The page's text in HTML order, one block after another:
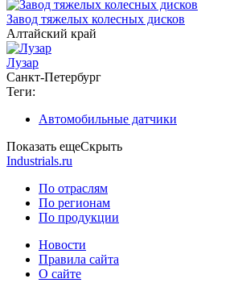
Завод тяжелых колесных дисков
Алтайский край
Лузар
Санкт-Петербург
Теги:
Автомобильные датчики
Показать ещеСкрыть
Industrials.ru
По отраслям
По регионам
По продукции
Новости
Правила сайта
О сайте